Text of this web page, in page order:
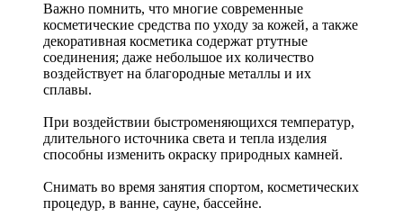
Важно помнить, что многие современные
косметические средства по уходу за кожей, а также
декоративная косметика содержат ртутные
соединения; даже небольшое их количество
воздействует на благородные металлы и их
сплавы.
При воздействии быстроменяющихся температур,
длительного источника света и тепла изделия
способны изменить окраску природных камней.
Снимать во время занятия спортом, косметических
процедур, в ванне, сауне, бассейне.